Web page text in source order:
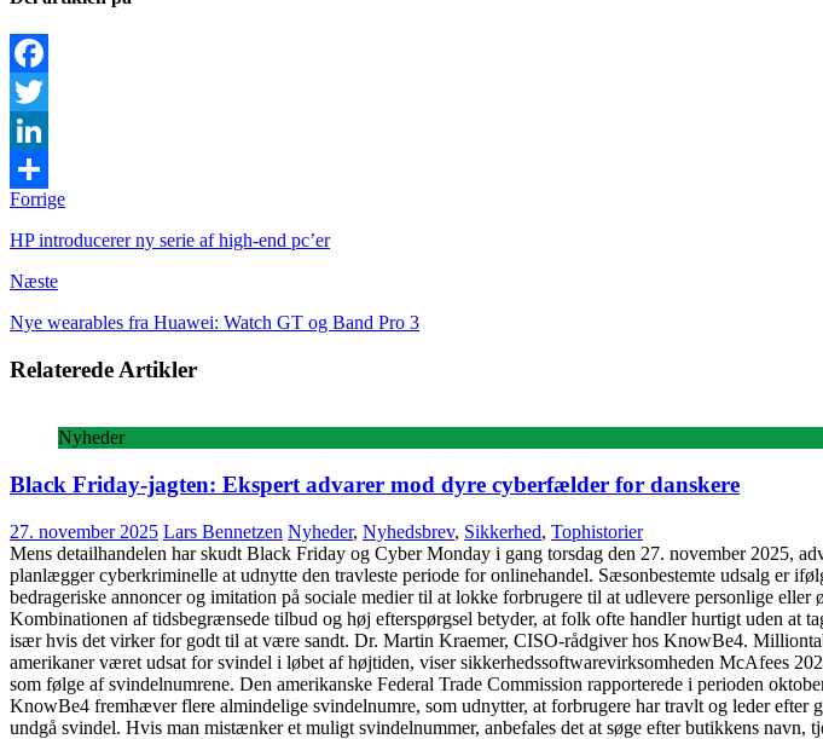
Facebook
Twitter
LinkedIn
Share
Forrige
HP introducerer ny serie af high-end pc’er
Næste
Nye wearables fra Huawei: Watch GT og Band Pro 3
Relaterede Artikler
Nyheder
Black Friday-jagten: Ekspert advarer mod dyre cyberfælder for danskere
27. november 2025 Lars Bennetzen Nyheder, Nyhedsbrev, Sikkerhed, Tophistorier
Mens detailhandelen har skudt Black Friday og Cyber Monday i gang torsdag den 27. november 2025,
planlægger cyberkriminelle at udnytte den travleste periode for onlinehandel. Sæsonbestemte udsalg er
bedrageriske annoncer og imitation på sociale medier til at lokke forbrugere til at udlevere personlige
Kombinationen af tidsbegrænsede tilbud og høj efterspørgsel betyder, at folk ofte handler hurtigt uden at
især hvis det virker for godt til at være sandt. Dr. Martin Kraemer, CISO-rådgiver hos KnowBe4.
amerikaner været udsat for svindel i løbet af højtiden, viser sikkerhedssoftwarevirksomheden McAfees
som følge af svindelnumrene. Den amerikanske Federal Trade Commission rapporterede i perioden
KnowBe4 fremhæver flere almindelige svindelnumre, som udnytter, at forbrugere har travlt og leder
undgå svindel. Hvis man mistænker et muligt svindelnummer, anbefales det at søge efter butikkens navn,